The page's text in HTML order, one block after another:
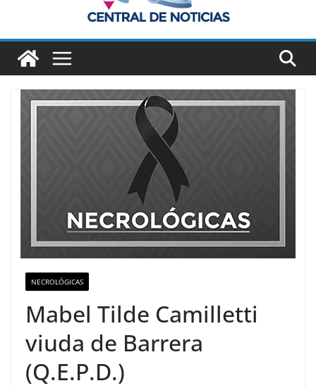
NECROLÓGICAS
Mabel Tilde Camilletti
viuda de Barrera
(Q.E.P.D.)